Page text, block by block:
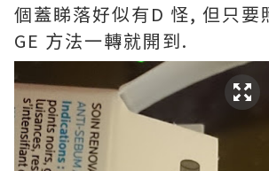
個蓋睇落好似有D 怪, 但只要
GE 方法一轉就開到.